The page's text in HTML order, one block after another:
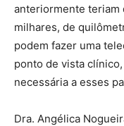
anteriormente teriam
milhares, de
podem fazer uma
ponto de vista
necessária a esses
Dra. Angélica